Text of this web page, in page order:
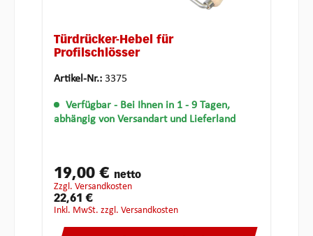
Türdrücker-Hebel für
Profilschlösser
Artikel-Nr.: 3375
Verfügbar - Bei Ihnen in 1 - 9 Tagen,
abhängig von Versandart und Lieferland
19,00 € netto
zzgl. Versandkosten
22,61 €
inkl. MwSt. zzgl. Versandkosten